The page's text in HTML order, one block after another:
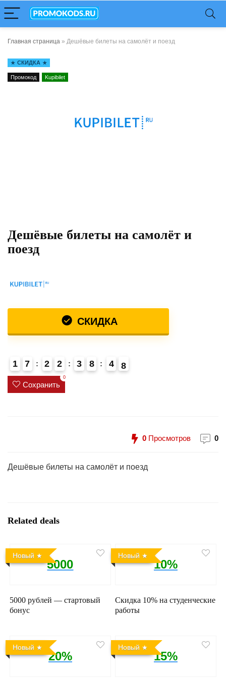
Главная страница » Дешёвые билеты на самолёт и поезд
СКИДКА
Промокод Kupibilet
Дешёвые билеты на самолёт и
поезд
СКИДКА
1
4
7 2 2 3 8 4 7
8
Сохранить
0
0 Просмотров 0
Дешёвые билеты на самолёт и поезд
Related deals
Новый
5000
5000 рублей — стартовый
бонус
Новый
10%
Скидка 10% на студенческие
работы
Новый
20%
Новый
15%